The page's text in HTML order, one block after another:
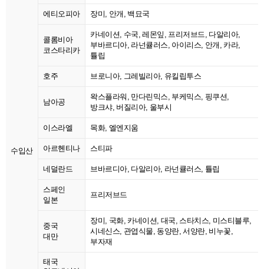
수입산
에티오피아 장미, 안개, 백묘국
콜롬비아
코스타리카
카네이션, 수국, 레몬잎, 프리저브드, 다알리아,
부바르디아, 라넌큘러스, 아이리스, 안개, 카라,
튤립
호주 브로니아, 그레빌리아, 유킬립투스
남아공
왁스플라워, 만다린믹스, 부케믹스, 핑쿠션,
방크샤, 버질리아, 울부시
이스라엘 목화, 엘엔지움
아르헨티나 스티파
네덜란드 브바르디아, 다알리아, 라넌큘러스, 튤립
스페인
일본
프리저브드
중국
대만
장미, 국화, 카네이션, 대국, 스타치스, 미스티블루,
시네신스, 관엽식물, 동양란, 서양란, 비누꽃,
부자재
태국